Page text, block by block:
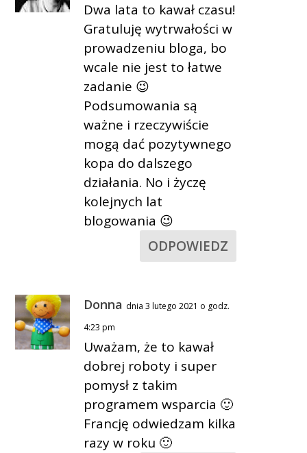
Dwa lata to kawał czasu!
Gratuluję wytrwałości w
prowadzeniu bloga, bo
wcale nie jest to łatwe
zadanie 😉
Podsumowania są
ważne i rzeczywiście
mogą dać pozytywnego
kopa do dalszego
działania. No i życzę
kolejnych lat
blogowania 😉
ODPOWIEDZ
Donna dnia 3 lutego 2021 o godz.
4:23 pm
Uważam, że to kawał
dobrej roboty i super
pomysł z takim
programem wsparcia 🙂
Francję odwiedzam kilka
razy w roku 🙂